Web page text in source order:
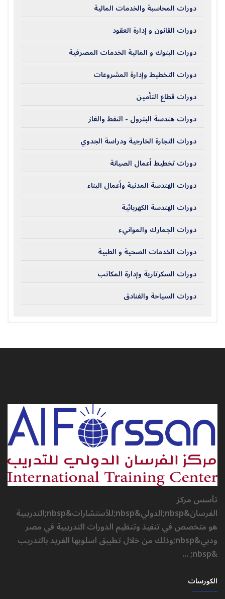
دورات المحاسبة والخدمات المالية
دورات القانون و إدارة العقود
دورات البنوك و المالية الخدمات المصرفية
دورات التخطيط وإدارة المشروعات
دورات قطاع التأمين
دورات هندسة البترول - النفط والغاز
دورات التجارة الخارجية ودراسة الجدوي
دورات تخطيط أعمال الصيانة
دورات الهندسة المدنية وأعمال البناء
دورات الهندسة الكهربائية
دورات الجمارك والموانيء
دورات الخدمات الصحية و الطبية
دورات السكرتارية وإدارة المكاتب
دورات السياحة والفنادق
تأسس مركز
الفرسان&nbsp;الدولي&nbsp;للأستشارات&nbsp;التدريبية
هو متخصص في تنفيذ وتنظيم الدورات التدريبية في مصر
ودبي&nbsp;وذلك من خلال تطبيق اسلوبها الفريد بالتدريب
&nbsp; ...
الكورسات